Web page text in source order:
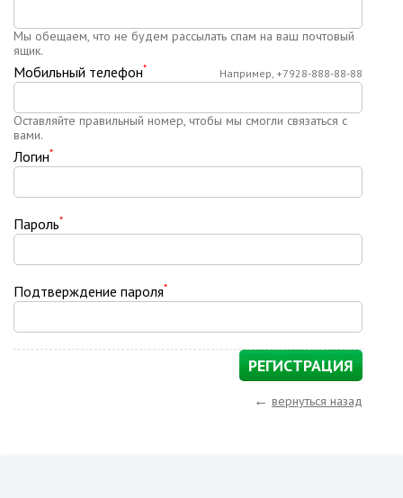
Мы обещаем, что не будем рассылать спам на ваш почтовый
ящик.
Мобильный телефон*
Оставляйте правильный номер, чтобы мы смогли связаться с
вами.
Например, +7928-888-88-88
Логин*
Пароль*
Подтверждение пароля*
← вернуться назад